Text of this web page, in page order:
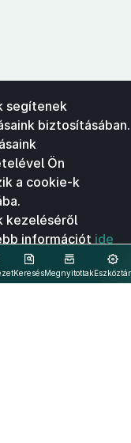
KeresésMegnyitottakEszköztár
segítenek
biztosításában.
Ön
a cookie-k
kezeléséről
információt ide